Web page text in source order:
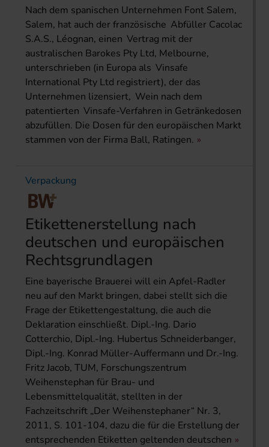
Nach dem spanischen Unternehmen Font Salem,
Salem, hat auch der französische Abfüller Cacolac
S.A.S., Léognan, einen Vertrag mit der
australischen Barokes Pty Ltd, Melbourne,
unterschrieben (in Europa als Vinsafe
International Pty Ltd registriert), der das
Unternehmen lizensiert, Wein nach dem
patentierten Vinsafe-Verfahren in Getränkedosen
abzufüllen. Die Dosen für den europäischen Markt
stammen von der Firma Ball, Ratingen.
Verpackung
Etikettenerstellung nach
deutschen und europäischen
Rechtsgrundlagen
Eine bayerische Brauerei will ein Apfel-Radler
neu auf den Markt bringen, dabei stellt sich die
Frage der Etikettengestaltung, die auch die
Deklaration ein­schließt. Dipl.-Ing. Dario
Cotterchio, Dipl.-Ing. Hubertus Schneider­banger,
Dipl.-Ing. Konrad Müller-Auffermann und Dr.-Ing.
Fritz Jacob, TUM, Forschungszentrum
Weihenstephan für Brau- und
Lebensmittelqualität, stellten in der
Fachzeitschrift „Der Weihenstephaner“ Nr. 3,
2011, S. 101-104, dazu die für die Erstellung der
entsprechenden Etiketten geltenden deutschen